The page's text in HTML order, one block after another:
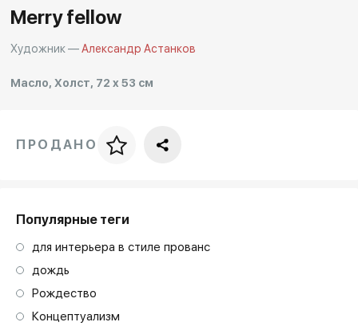
Merry fellow
Художник —Александр Астанков
Масло, Холст, 72 x 53 см
Цена за багет
ПРОДАНО
Популярные теги
для интерьера в стиле прованс
дождь
Рождество
Концептуализм